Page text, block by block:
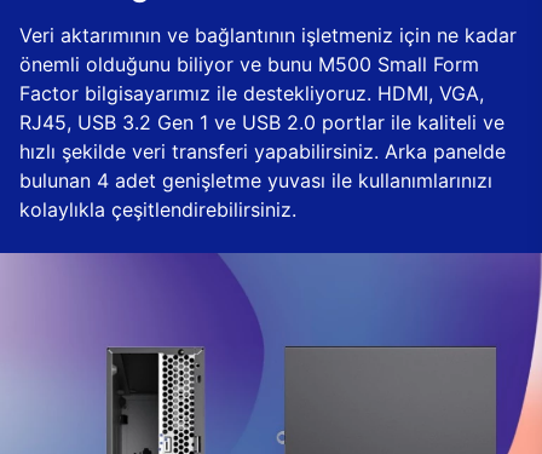
Veri aktarımının ve bağlantının işletmeniz için ne kadar
önemli olduğunu biliyor ve bunu M500 Small Form
Factor bilgisayarımız ile destekliyoruz. HDMI, VGA,
RJ45, USB 3.2 Gen 1 ve USB 2.0 portlar ile kaliteli ve
hızlı şekilde veri transferi yapabilirsiniz. Arka panelde
bulunan 4 adet genişletme yuvası ile kullanımlarınızı
kolaylıkla çeşitlendirebilirsiniz.